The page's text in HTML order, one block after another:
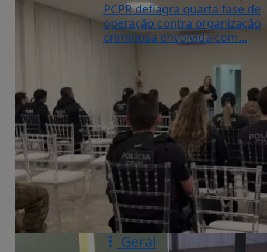
PCPR deflagra quarta fase de
operação contra organização
criminosa envolvida com...
Geral